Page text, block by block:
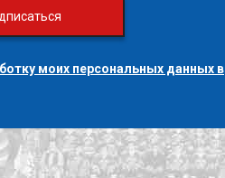
моих персональных данных в